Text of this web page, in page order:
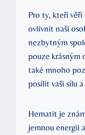
Pro ty, kteří věří
ovlivnit naši
nezbytným
pouze krásným
také mnoho
posílit vaši sílu
Hematit je
jemnou energii